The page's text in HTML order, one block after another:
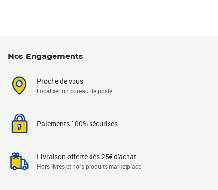
Nos Engagements
Proche de vous
Localiser un bureau de poste
Paiements 100% sécurisés
Livraison offerte dès 25€ d'achat
Hors livres et hors produits marketplace